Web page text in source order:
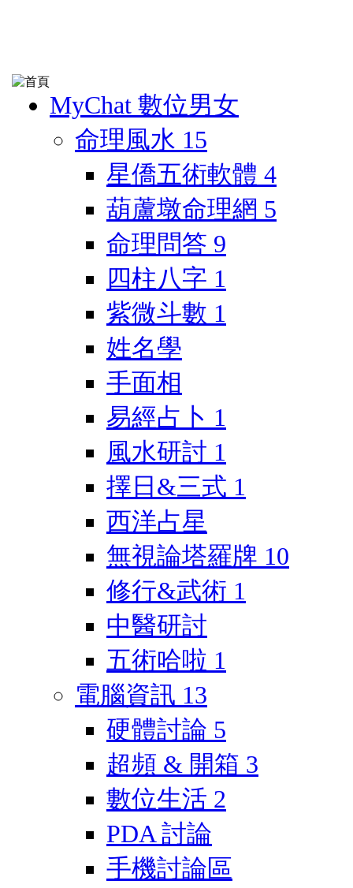
MyChat 數位男女
命理風水 15
星僑五術軟體 4
葫蘆墩命理網 5
命理問答 9
四柱八字 1
紫微斗數 1
姓名學
手面相
易經占卜 1
風水研討 1
擇日&三式 1
西洋占星
無視論塔羅牌 10
修行&武術 1
中醫研討
五術哈啦 1
電腦資訊 13
硬體討論 5
超頻 & 開箱 3
數位生活 2
PDA 討論
手機討論區